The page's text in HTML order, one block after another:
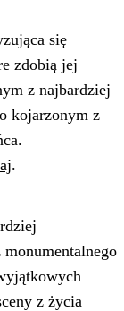
się
zdobią jej
z najbardziej
kojarzonym z
.
z życia